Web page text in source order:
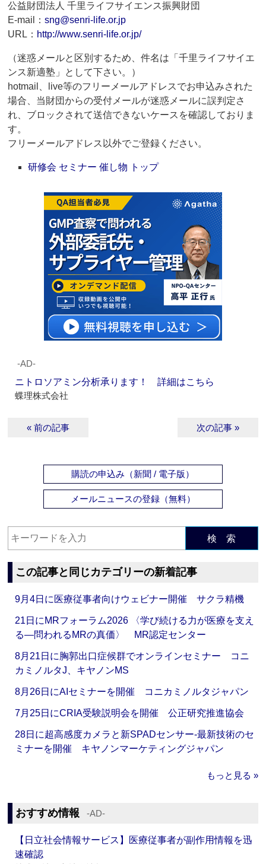
公益財団法人 千里ライフサイエンス振興財団
E-mail：sng@senri-life.or.jp
URL： http://www.senri-life.or.jp/
（迷惑メールと区別するため、件名は「千里ライフサイエ
ンス新適塾」として下さい。）
hotmail、live等のフリーメールアドレスでお申込みされた
場合、当財団からの受付メールが迷惑メールに誤判定さ
れ、ブロックされて送信できないケースを確認しておりま
す。
フリーメールアドレス以外でご登録ください。
研修会 セミナー 催し物 トップ
‐AD‐
ニトロソアミン分析承ります！ 詳細はこちら
蝶理株式会社
« 前の記事 次の記事 »
購読の申込み（新聞 / 電子版）
メールニュースの登録（無料）
検 索
この記事と同じカテゴリーの新着記事
9月4日に医療従事者向けウェビナー開催 サクラ精機
21日にMRフォーラム2026 〈学び続ける力が医療を支え
る―問われるMRの真価〉 MR認定センター
8月21日に胸郭出口症候群でオンラインセミナー コニ
カミノルタJ、キヤノンMS
8月26日にAIセミナーを開催 コニカミノルタジャパン
7月25日にCRIA受験説明会を開催 公正研究推進協会
28日に超高感度カメラと新SPADセンサー‐最新技術のセ
ミナーを開催 キヤノンマーケティングジャパン
もっと見る »
おすすめ情報 ‐AD‐
【日立社会情報サービス】医療従事者が副作用情報を迅
速確認